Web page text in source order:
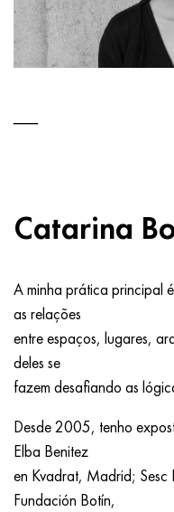
Catarina
A minha prática principal
as relações
entre espaços, lugares,
deles se
fazem desafiando as
Desde 2005, tenho
Elba Benitez
en Kvadrat, Madrid; Sesc
Fundación Botín,